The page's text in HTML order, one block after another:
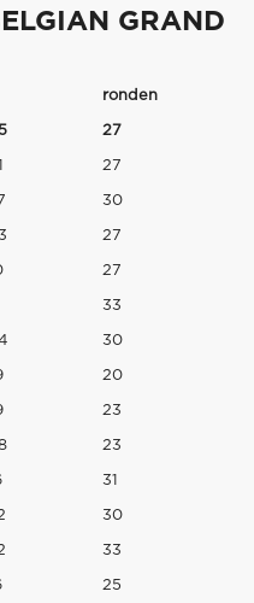
GRAND
ronden
27
27
30
27
27
33
30
20
23
23
31
30
33
25